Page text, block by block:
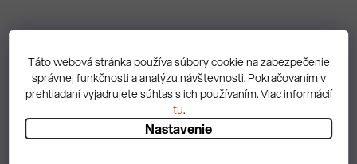
Táto webová stránka používa súbory cookie na zabezpečenie
správnej funkčnosti a analýzu návštevnosti. Pokračovaním v
prehliadaní vyjadrujete súhlas s ich používaním. Viac informácií
tu.
Nastavenie
Skriňa Basic 1221A
2 561,56 € vrátane DPH
Skriňa Basic 1221
2 836,86 € vrátane DPH